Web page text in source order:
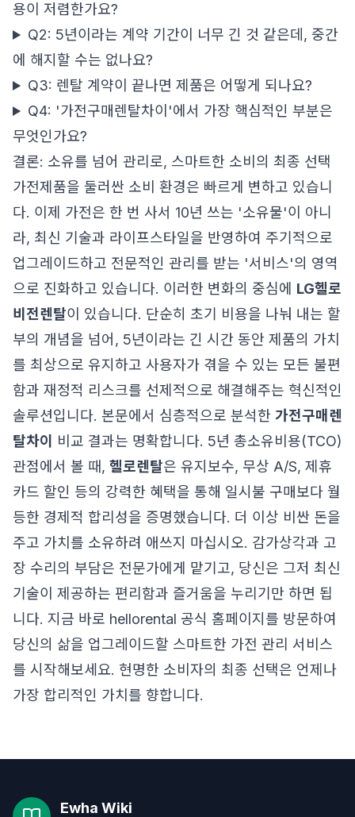
용이 저렴한가요?
Q2: 5년이라는 계약 기간이 너무 긴 것 같은데, 중간
에 해지할 수는 없나요?
Q3: 렌탈 계약이 끝나면 제품은 어떻게 되나요?
Q4: '가전구매렌탈차이'에서 가장 핵심적인 부분은
무엇인가요?
결론: 소유를 넘어 관리로, 스마트한 소비의 최종 선택
가전제품을 둘러싼 소비 환경은 빠르게 변하고 있습니
다. 이제 가전은 한 번 사서 10년 쓰는 '소유물'이 아니
라, 최신 기술과 라이프스타일을 반영하여 주기적으로
업그레이드하고 전문적인 관리를 받는 '서비스'의 영역
으로 진화하고 있습니다. 이러한 변화의 중심에 LG헬로
비전렌탈이 있습니다. 단순히 초기 비용을 나눠 내는 할
부의 개념을 넘어, 5년이라는 긴 시간 동안 제품의 가치
를 최상으로 유지하고 사용자가 겪을 수 있는 모든 불편
함과 재정적 리스크를 선제적으로 해결해주는 혁신적인
솔루션입니다. 본문에서 심층적으로 분석한 가전구매렌
탈차이
비교 결과는 명확합니다. 5년 총소유비용(TCO)
관점에서 볼 때, 헬로렌탈은 유지보수, 무상 A/S, 제휴
카드 할인 등의 강력한 혜택을 통해 일시불 구매보다 월
등한 경제적 합리성을 증명했습니다. 더 이상 비싼 돈을
주고 가치를 소유하려 애쓰지 마십시오. 감가상각과 고
장 수리의 부담은 전문가에게 맡기고, 당신은 그저 최신
기술이 제공하는 편리함과 즐거움을 누리기만 하면 됩
니다. 지금 바로 hellorental 공식 홈페이지 를 방문하여
당신의 삶을 업그레이드할 스마트한 가전 관리 서비스
를 시작해보세요. 현명한 소비자의 최종 선택은 언제나
가장 합리적인 가치를 향합니다.
Ewha Wiki